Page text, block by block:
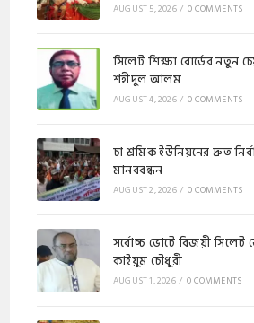
AUGUST 5, 2026/ 0 COMMENTS
সিলেট শিক্ষা বোর্ডের নতুন
শহীদুল আলম
AUGUST 4, 2026/ 0 COMMENTS
চা শ্রমিক ইউনিয়নের দ্রুত
মানববন্ধন
AUGUST 2, 2026/ 0 COMMENTS
সর্বোচ্চ ভোটে বিজয়ী সিলেট
কাইয়ুম চৌধুরী
AUGUST 1, 2026/ 0 COMMENTS